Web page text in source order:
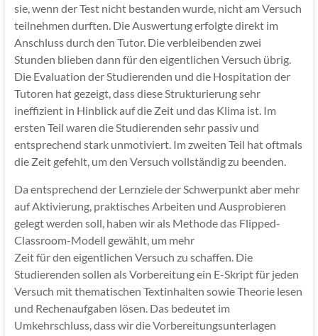
sie, wenn der Test nicht bestanden wurde, nicht am Versuch
teilnehmen durften. Die Auswertung erfolgte direkt im
Anschluss durch den Tutor. Die verbleibenden zwei
Stunden blieben dann für den eigentlichen Versuch übrig.
Die Evaluation der Studierenden und die Hospitation der
Tutoren hat gezeigt, dass diese Strukturierung sehr
ineffizient in Hinblick auf die Zeit und das Klima ist. Im
ersten Teil waren die Studierenden sehr passiv und
entsprechend stark unmotiviert. Im zweiten Teil hat oftmals
die Zeit gefehlt, um den Versuch vollständig zu beenden.
Da entsprechend der Lernziele der Schwerpunkt aber mehr
auf Aktivierung, praktisches Arbeiten und Ausprobieren
gelegt werden soll, haben wir als Methode das Flipped-
Classroom-Modell gewählt, um mehr
Zeit für den eigentlichen Versuch zu schaffen. Die
Studierenden sollen als Vorbereitung ein E-Skript für jeden
Versuch mit thematischen Textinhalten sowie Theorie lesen
und Rechenaufgaben lösen. Das bedeutet im
Umkehrschluss, dass wir die Vorbereitungsunterlagen